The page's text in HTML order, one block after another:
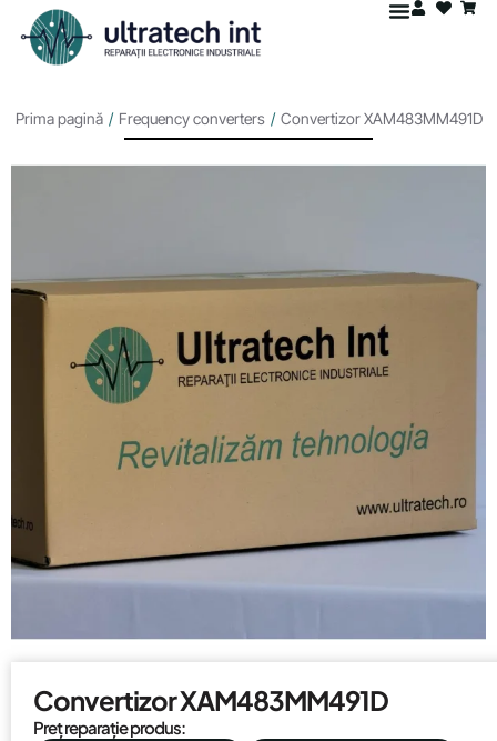
Prima pagină / Frequency converters / Convertizor XAM483MM491D
Convertizor XAM483MM491D
Preț reparație produs: